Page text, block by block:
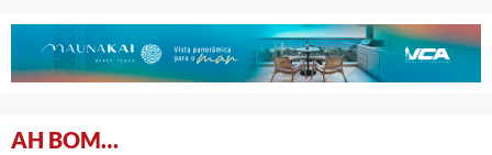
AH BOM…